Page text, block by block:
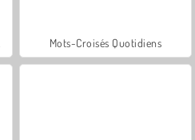
Mots-Croisés Quotidiens